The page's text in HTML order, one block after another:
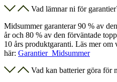
Vad lämnar ni för
Midsummer garanterar 90 % av
år och 80 % av den förväntade
10 års produktgaranti. Läs mer om
här: Garantier_Midsummer
Vad kan batterier göra för